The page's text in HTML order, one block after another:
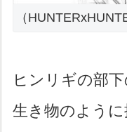
（
ヒンリギの部
生き物のよう